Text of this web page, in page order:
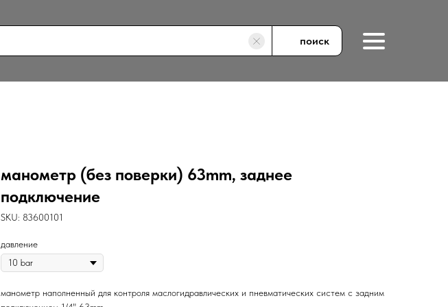
поиск
манометр (без поверки) 63mm, заднее
подключение
SKU: 83600101
давление
манометр наполненный для контроля маслогидравлических и пневматических систем с задним